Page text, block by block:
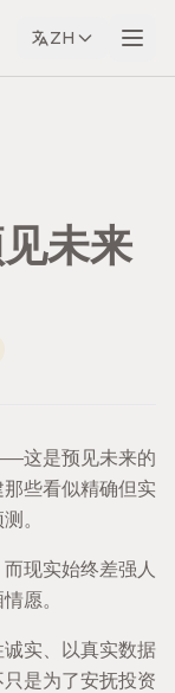
ZH
未来
这是预见未来的
些看似精确但实
。
现实始终差强人
愿。
实、以真实数据
是为了安抚投资